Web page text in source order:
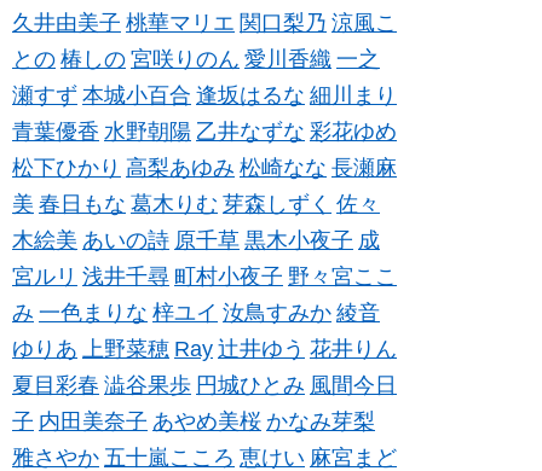
久井由美子 桃華マリエ 関口梨乃 涼風こ
との 椿しの 宮咲りのん 愛川香織 一之
瀬すず 本城小百合 逢坂はるな 細川まり
青葉優香 水野朝陽 乙井なずな 彩花ゆめ
松下ひかり 高梨あゆみ 松崎なな 長瀬麻
美 春日もな 葛木りむ 芽森しずく 佐々
木絵美 あいの詩 原千草 黒木小夜子 成
宮ルリ 浅井千尋 町村小夜子 野々宮ここ
み 一色まりな 梓ユイ 汝鳥すみか 綾音
ゆりあ 上野菜穂 Ray 辻井ゆう 花井りん
夏目彩春 澁谷果歩 円城ひとみ 風間今日
子 内田美奈子 あやめ美桜 かなみ芽梨
雅さやか 五十嵐こころ 恵けい 麻宮まど